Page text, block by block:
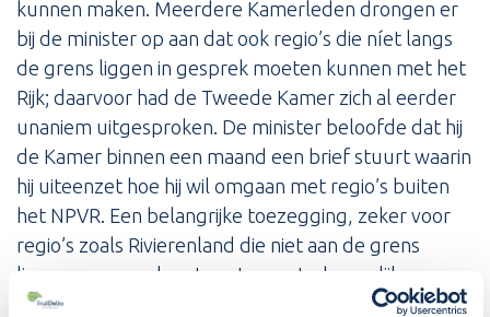
kunnen maken. Meerdere Kamerleden drongen er
bij de minister op aan dat ook regio’s die níet langs
de grens liggen in gesprek moeten kunnen met het
Rijk; daarvoor had de Tweede Kamer zich al eerder
unaniem uitgesproken. De minister beloofde dat hij
de Kamer binnen een maand een brief stuurt waarin
hij uiteenzet hoe hij wil omgaan met regio’s buiten
het NPVR. Een belangrijke toezegging, zeker voor
regio’s zoals Rivierenland die niet aan de grens
liggen, maar wel met grote maatschappelijke en
economische uitdagingen kampen.